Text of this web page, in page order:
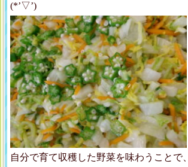
(*’▽’)
自分で育て収穫した野菜を味わうことで、